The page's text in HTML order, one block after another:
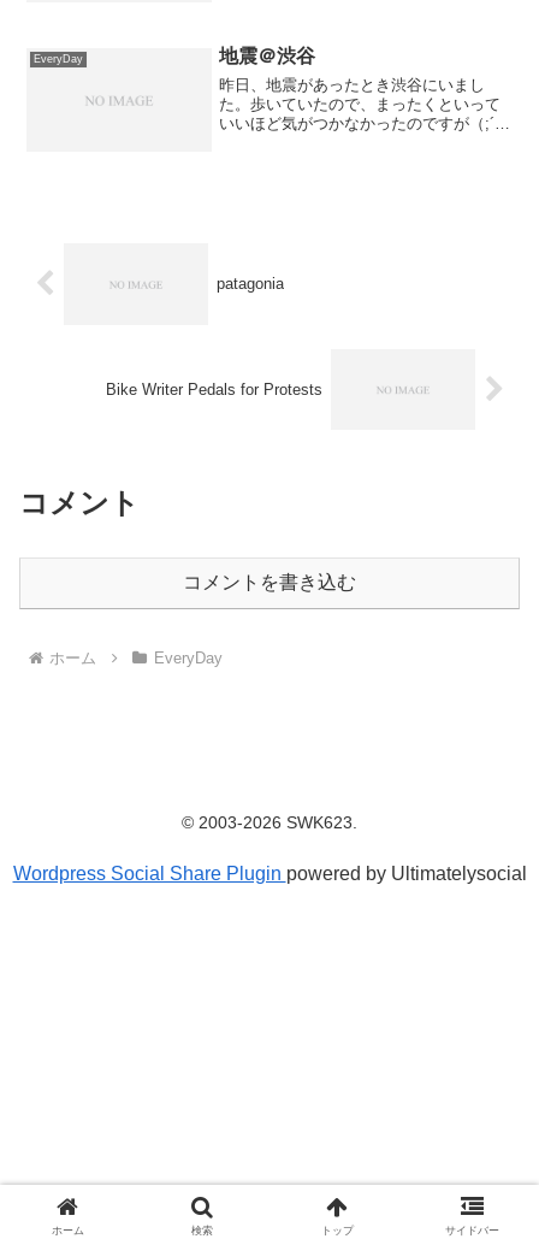
に、距離にして10...
EveryDay 地震＠渋谷
昨日、地震があったとき渋谷にいまし
た。歩いていたので、まったくといって
いいほど気がつかなかったのですが（;´Д
patagonia
Bike Writer Pedals for Protests
コメント
コメントを書き込む
ホーム EveryDay
© 2003-2026 SWK623.
ホーム 検索 トップ サイドバー
Wordpress Social Share Plugin powered by Ultimatelysocial